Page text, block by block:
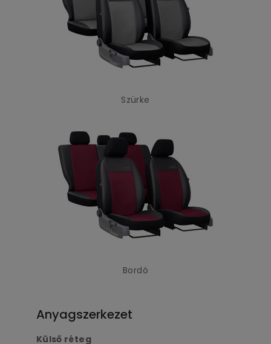
Szürke
Bordó
Anyagszerkezet
Külső réteg